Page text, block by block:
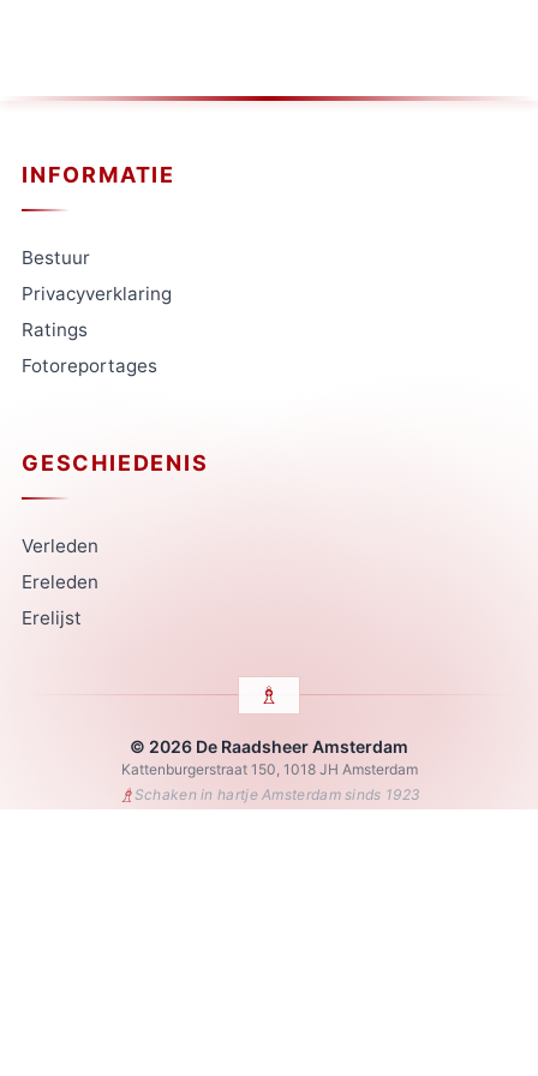
INFORMATIE
Bestuur
Privacyverklaring
Ratings
Fotoreportages
GESCHIEDENIS
Verleden
Ereleden
Erelijst
© 2026 De Raadsheer Amsterdam
Kattenburgerstraat 150, 1018 JH Amsterdam
♗Schaken in hartje Amsterdam sinds 1923